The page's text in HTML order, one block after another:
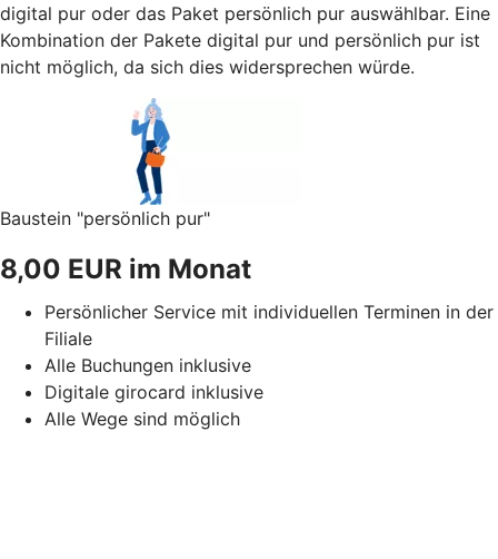
digital pur oder das Paket persönlich pur auswählbar. Eine
Kombination der Pakete digital pur und persönlich pur ist
nicht möglich, da sich dies widersprechen würde.
Baustein "persönlich pur"
8,00 EUR im Monat
Persönlicher Service mit individuellen Terminen in der
Filiale
Alle Buchungen inklusive
Digitale girocard inklusive
Alle Wege sind möglich